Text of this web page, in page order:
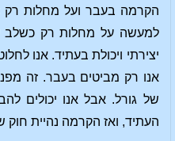
הקרמה בעבר ועל מחלות רק
למעשה על מחלות רק כשלב
יצירתי ויכולת בעתיד. אנו
אנו רק מביטים בעבר. זה
של גורל. אבל אנו יכולים
העתיד, ואז הקרמה נהיית חוק